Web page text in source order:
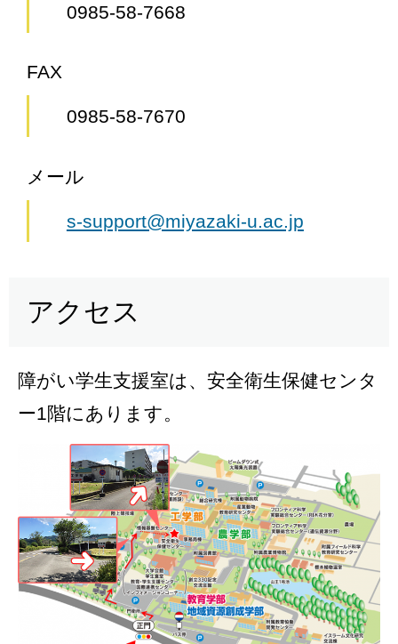
0985-58-7668
FAX
0985-58-7670
メール
s-support@miyazaki-u.ac.jp
アクセス
障がい学生支援室は、安全衛生保健センタ
ー1階にあります。